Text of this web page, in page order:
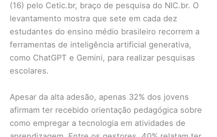
(16) pelo Cetic.br, braço de pesquisa do NIC.br. O
levantamento mostra que sete em cada dez
estudantes do ensino médio brasileiro recorrem a
ferramentas de inteligência artificial generativa,
como ChatGPT e Gemini, para realizar pesquisas
escolares.
Apesar da alta adesão, apenas 32% dos jovens
afirmam ter recebido orientação pedagógica sobre
como empregar a tecnologia em atividades de